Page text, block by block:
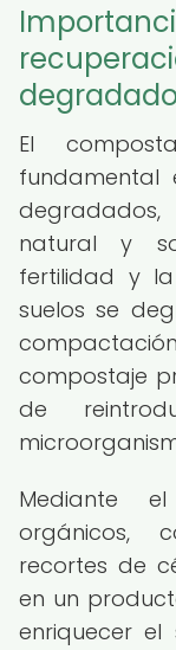
El
fundamental
natural y
fertilidad y
suelos se
compostaje
de
Mediante
orgánicos,
recortes de
en un
enriquecer el